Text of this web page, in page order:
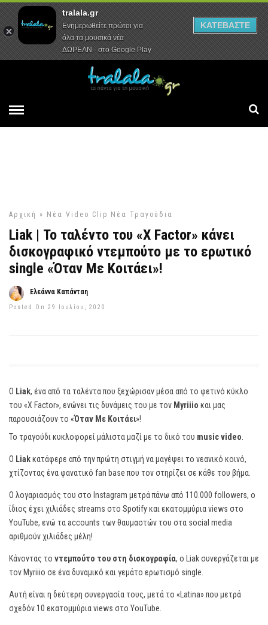
Αρχική Συνεντεύξεις Ρεπορτάζ
Αρχική » Νέα Video Clip Νέα Τραγούδια
Liak | Το ταλέντο του «X Factor» κάνει
δισκογραφικό ντεμπούτο με το ερωτικό
single «Όταν Με Κοιτάει»!
Ελεάννα Καπάνταη
Posted On 29 Ιουλίου, 2020
Ο Liak, ένα από τα ταλέντα που ξεχώρισαν μέσα από το φετινό κύκλο
του «X Factor», ενώνει τις δυνάμεις του με τον Myriiio και μας
παρουσιάζουν το «Όταν Με Κοιτάει»!
Το τραγούδι κυκλοφορεί μάλιστα μαζί με το δικό του music video
Ο Liakκατάφερε από την πρώτη στιγμή να μαγέψει το νεανικό κοινό,
χτίζοντας ένα φανατικό fan base που τον στηρίζει σε κάθε του βήμα.
Ο λογαριασμός του στο Instagram μετρά πάνω από 110.000 followers, ο
ίδιος έχει χιλιάδες streams στο Spotify και εκατομμύρια views στο
YouTube, ενώ τα accounts των θαυμαστών του στα social media
αριθμούν χιλιάδες μέλη!
Κάνοντας το ντεμπούτο του στη δισκογραφία, ο Liak συνεργάζεται με
τον Myriiio σε ένα δυναμικό και γεμάτο ερωτισμό single.
Αυτή είναι η δεύτερη συνεργασία τους, μετά το «Latina» που μετρά
σχεδόν 10 εκατομμύρια views στο YouTube.
tralala.gr
Ενημερωθείτε πρώτοι για
όλα τα μουσικά νέα
ΔΩΡΕΑΝ - στο Google Play
ΚΑΤΕΒΑΣΤΕ